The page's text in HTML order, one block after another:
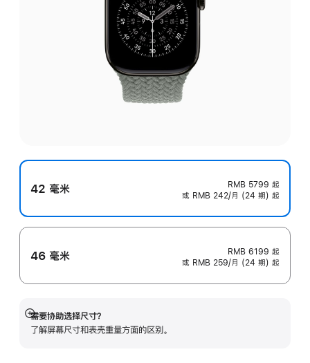
42 毫米 RMB 5799 起
或 RMB 242/月 (24 期) 起
46 毫米 RMB 6199 起
或 RMB 259/月 (24 期) 起
需要协助选择尺寸？
了解屏幕尺寸和表壳重量方面的区别。
展
开